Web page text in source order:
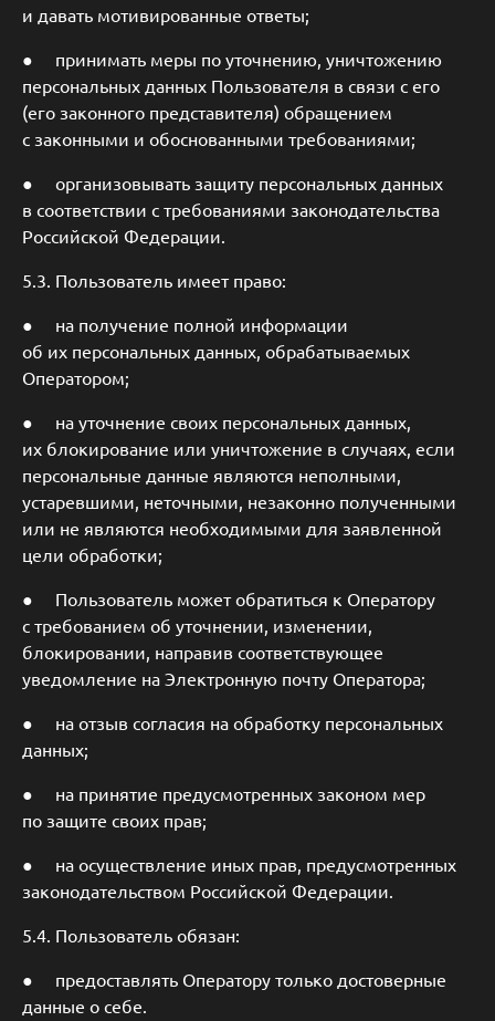
и давать мотивированные ответы;
● принимать меры по уточнению, уничтожению
персональных данных Пользователя в связи с его
(его законного представителя) обращением
с законными и обоснованными требованиями;
● организовывать защиту персональных данных
в соответствии с требованиями законодательства
Российской Федерации.
5.3. Пользователь имеет право:
● на получение полной информации
об их персональных данных, обрабатываемых
Оператором;
● на уточнение своих персональных данных,
их блокирование или уничтожение в случаях, если
персональные данные являются неполными,
устаревшими, неточными, незаконно полученными
или не являются необходимыми для заявленной
цели обработки;
● Пользователь может обратиться к Оператору
с требованием об уточнении, изменении,
блокировании, направив соответствующее
уведомление на Электронную почту Оператора;
● на отзыв согласия на обработку персональных
данных;
● на принятие предусмотренных законом мер
по защите своих прав;
● на осуществление иных прав, предусмотренных
законодательством Российской Федерации.
5.4. Пользователь обязан:
● предоставлять Оператору только достоверные
данные о себе.